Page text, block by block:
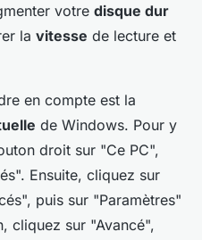
votre disque dur
la vitesse de lecture et
en compte est la
de Windows. Pour y
droit sur "Ce PC",
Ensuite, cliquez sur
puis sur "Paramètres"
cliquez sur "Avancé",